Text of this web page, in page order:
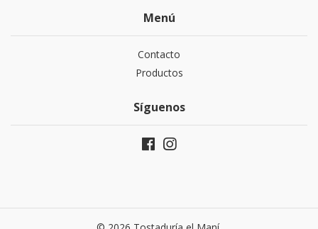
Menú
Contacto
Productos
Síguenos